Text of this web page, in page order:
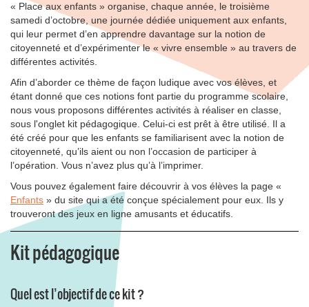
« Place aux enfants » organise, chaque année, le troisième
samedi d’octobre, une journée dédiée uniquement aux enfants,
qui leur permet d’en apprendre davantage sur la notion de
citoyenneté et d’expérimenter le « vivre ensemble » au travers de
différentes activités.
Afin d’aborder ce thème de façon ludique avec vos élèves, et
étant donné que ces notions font partie du programme scolaire,
nous vous proposons différentes activités à réaliser en classe,
sous l'onglet kit pédagogique. Celui-ci est prêt à être utilisé. Il a
été créé pour que les enfants se familiarisent avec la notion de
citoyenneté, qu’ils aient ou non l’occasion de participer à
l’opération. Vous n’avez plus qu’à l’imprimer.
Vous pouvez également faire découvrir à vos élèves la page «
Enfants » du site qui a été conçue spécialement pour eux. Ils y
trouveront des jeux en ligne amusants et éducatifs.
Kit pédagogique
Quel est l’objectif de ce kit ?